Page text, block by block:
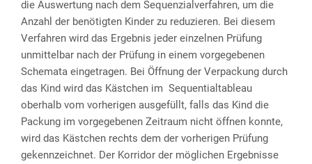
die Auswertung nach dem Sequenzialverfahren, um die
Anzahl der benötigten Kinder zu reduzieren. Bei diesem
Verfahren wird das Ergebnis jeder einzelnen Prüfung
unmittelbar nach der Prüfung in einem vorgegebenen
Schemata eingetragen. Bei Öffnung der Verpackung durch
das Kind wird das Kästchen im Sequentialtableau
oberhalb vom vorherigen ausgefüllt, falls das Kind die
Packung im vorgegebenen Zeitraum nicht öffnen konnte,
wird das Kästchen rechts dem der vorherigen Prüfung
gekennzeichnet. Der Korridor der möglichen Ergebnisse